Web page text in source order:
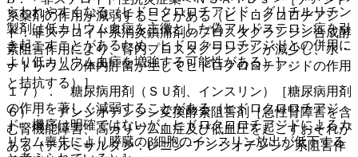
らわれやすくなる（ヒドロクロロチアジド：グリチルリチン
製剤は低カリウム血症を主徴とした偽アルドステロン症を引
き起こすことがあるため、ヒドロクロロチアジドとの併用に
より低カリウム血症を増強する可能性がある）］。
１７）． 糖尿病用剤（ＳＵ剤、インスリン）［糖尿病用剤
の作用を著しく減弱することがある（ヒドロクロロチアジ
ド：機序は明確ではないが、ヒドロクロロチアジドによるカ
リウム喪失により膵臓のβ細胞のインスリン放出が低下する
系薬剤の作用が減弱することがある（ヒドロクロロチアジ
ド：非ステロイド系消炎鎮痛剤のプロスタグランジン合成酵
素阻害作用により、腎内プロスタグランジンが減少し、水・
ナトリウムの体内貯留が生じてヒドロクロロチアジドの作用
と拮抗する）］。
６）． アンジオテンシン変換酵素阻害剤［急性腎障害を含
む腎機能障害、高カリウム血症及び低血圧を起こすおそれが
ある（テルミサルタン：レニン−アンジオテンシン系阻害作